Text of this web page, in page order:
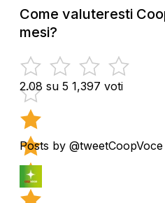
Come valuteresti
mesi?
2.08 su 5 1,397 voti
Posts by @tweetCoopVoce